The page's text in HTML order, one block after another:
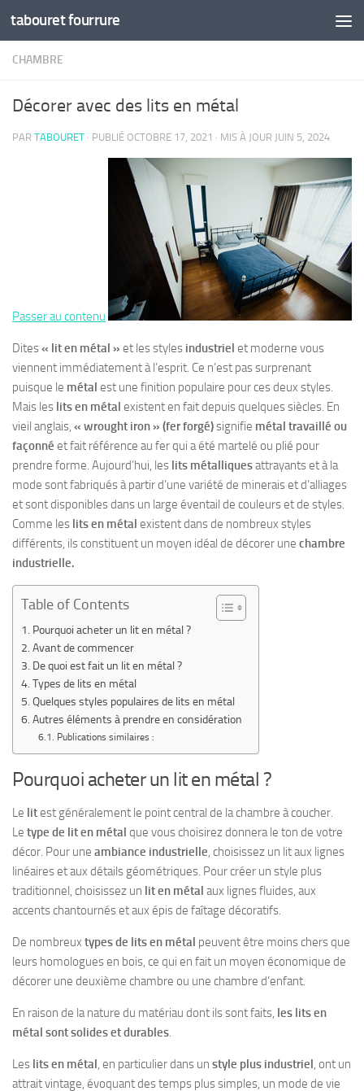
Skip to content
tabouret fourrure
CHAMBRE
Décorer avec des lits en métal
PAR TABOURET · PUBLIÉ OCTOBRE 17, 2021 · MIS À JOUR JUIN 5, 2024
Passer au contenu
Dites« lit en métal » et les styles industriel et moderne vous
viennent immédiatement à l’esprit. Ce n’est pas surprenant
puisque le métal est une finition populaire pour ces deux styles.
Mais les lits en métal existent en fait depuis quelques siècles. En
vieil anglais, « wrought iron » (fer forgé)signifie métal travaillé ou
façonné et fait référence au fer qui a été martelé ou plié pour
prendre forme. Aujourd’hui, les lits métalliquesattrayants et à la
mode sont fabriqués à partir d’une variété de minerais et d’alliages
et sont disponibles dans un large éventail de couleurs et de styles.
Comme les lits en métal existent dans de nombreux styles
différents, ils constituent un moyen idéal de décorer une chambre
industrielle.
Table of Contents
Pourquoi acheter un lit en métal ?
Avant de commencer
De quoi est fait un lit en métal ?
Types de lits en métal
Quelques styles populaires de lits en métal
Autres éléments à prendre en considération
Publications similaires :
Pourquoi acheter un lit en métal ?
Le litest généralement le point central de la chambre à coucher.
Le type de lit en métal que vous choisirez donnera le ton de votre
décor. Pour une ambiance industrielle, choisissez un lit aux lignes
linéaires et aux détails géométriques. Pour créer un style plus
traditionnel, choisissez un lit en métal aux lignes fluides, aux
accents chantournés et aux épis de faîtage décoratifs.
De nombreux types de lits en métal peuvent être moins chers que
leurs homologues en bois, ce qui en fait un moyen économique de
décorer une deuxième chambre ou une chambre d’enfant.
En raison de la nature du matériau dont ils sont faits, les lits en
métal sont solides et durables.
Les lits en métal, en particulier dans un style plus industriel, ont un
attrait vintage, évoquant des temps plus simples, un mode de vie